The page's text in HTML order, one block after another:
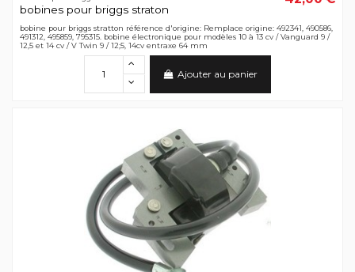
bobines pour briggs straton
bobine pour briggs stratton référence d'origine: Remplace origine: 492341, 490586,
491312, 495859, 795315. bobine électronique pour modèles 10 à 13 cv / Vanguard 9 /
12,5 et 14 cv / V Twin 9 / 12;5, 14cv entraxe 64 mm
Ajouter au panier